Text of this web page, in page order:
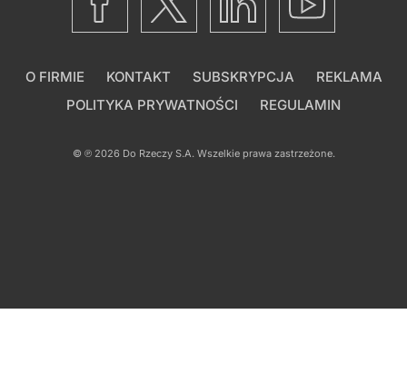
O FIRMIE KONTAKT SUBSKRYPCJA
REKLAMA
POLITYKA PRYWATNOŚCI
REGULAMIN
© ℗ 2026 Do Rzeczy S.A. Wszelkie prawa zastrzeżone.